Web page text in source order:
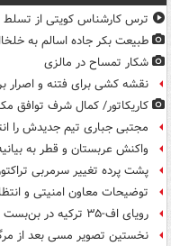
ترس کارشناس کویتی از تسلط
طبیعت بکر جاده اسالم به
شکار تمساح در مالزی
نقشه کشی برای فتنه و اصرار
کاریکاتور/ کمال شرف توافق
مجتبی جباری تیم جدیدش را
واکنش عربستان و قطر به
پشت پرده تغییر سرمربی
توضیحات معاون امنیتی و
رویای اف-۳۵ ترکیه در بن‌بست
نخستین تصویر مسی بعد از